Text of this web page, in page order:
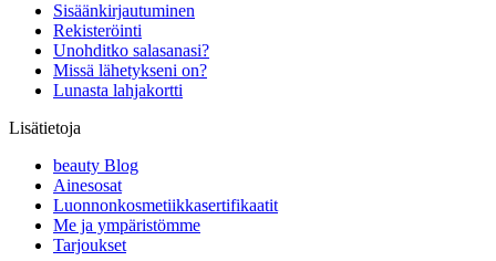
Sisäänkirjautuminen
Rekisteröinti
Unohditko salasanasi?
Missä lähetykseni on?
Lunasta lahjakortti
Lisätietoja
beauty Blog
Ainesosat
Luonnonkosmetiikkasertifikaatit
Me ja ympäristömme
Tarjoukset